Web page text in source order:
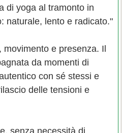
di yoga al tramonto in
naturale, lento e radicato."
e presenza. Il
da momenti di
con sé stessi e
delle tensioni e